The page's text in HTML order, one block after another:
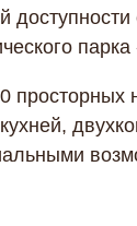
просторных